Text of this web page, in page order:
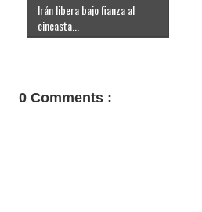
Irán libera bajo fianza al
cineasta...
0 Comments :